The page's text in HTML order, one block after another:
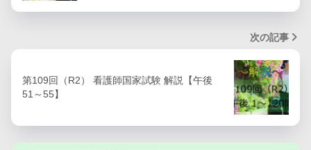
次の記事
第109回（R2） 看護師国家試験 解説【午後
51～55】